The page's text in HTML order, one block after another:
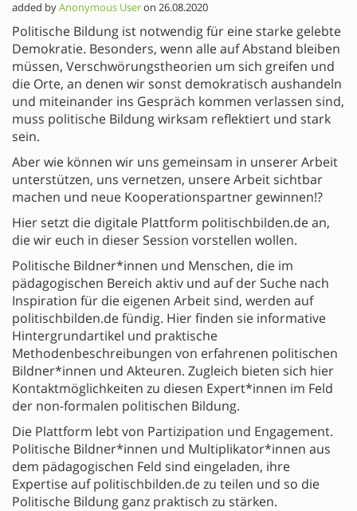
added byAnonymous Useron 26.08.2020
Politische Bildung ist notwendig für eine starke gelebte
Demokratie. Besonders, wenn alle auf Abstand bleiben
müssen, Verschwörungstheorien um sich greifen und
die Orte, an denen wir sonst demokratisch aushandeln
und miteinander ins Gespräch kommen verlassen sind,
muss politische Bildung wirksam reflektiert und stark
sein.
Aber wie können wir uns gemeinsam in unserer Arbeit
unterstützen, uns vernetzen, unsere Arbeit sichtbar
machen und neue Kooperationspartner gewinnen!?
Hier setzt die digitale Plattform politischbilden.de an,
die wir euch in dieser Session vorstellen wollen.
Politische Bildner*innen und Menschen, die im
pädagogischen Bereich aktiv und auf der Suche nach
Inspiration für die eigenen Arbeit sind, werden auf
politischbilden.de fündig. Hier finden sie informative
Hintergrundartikel und praktische
Methodenbeschreibungen von erfahrenen politischen
Bildner*innen und Akteuren. Zugleich bieten sich hier
Kontaktmöglichkeiten zu diesen Expert*innen im Feld
der non-formalen politischen Bildung.
Die Plattform lebt von Partizipation und Engagement.
Politische Bildner*innen und Multiplikator*innen aus
dem pädagogischen Feld sind eingeladen, ihre
Expertise auf politischbilden.de zu teilen und so die
Politische Bildung ganz praktisch zu stärken.